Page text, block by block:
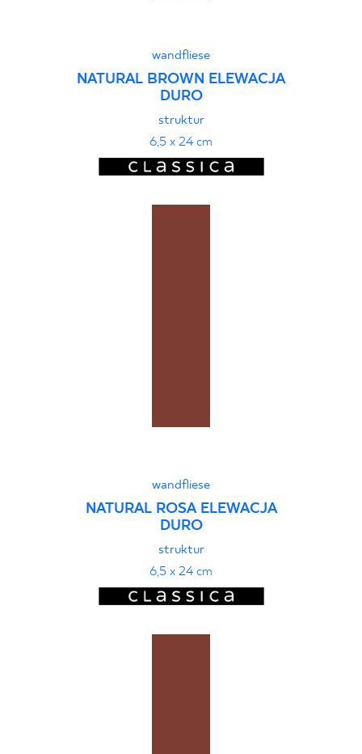
wandfliese
NATURAL BROWN ELEWACJA
DURO
struktur
6,5 x 24 cm
wandfliese
NATURAL ROSA ELEWACJA
DURO
struktur
6,5 x 24 cm